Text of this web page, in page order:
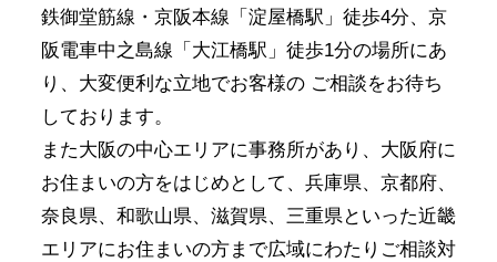
鉄御堂筋線・京阪本線「淀屋橋駅」徒歩4分、京
阪電車中之島線「大江橋駅」徒歩1分の場所にあ
り、大変便利な立地でお客様の ご相談をお待ち
しております。
また大阪の中心エリアに事務所があり、大阪府に
お住まいの方をはじめとして、兵庫県、京都府、
奈良県、和歌山県、滋賀県、三重県といった近畿
エリアにお住まいの方まで広域にわたりご相談対